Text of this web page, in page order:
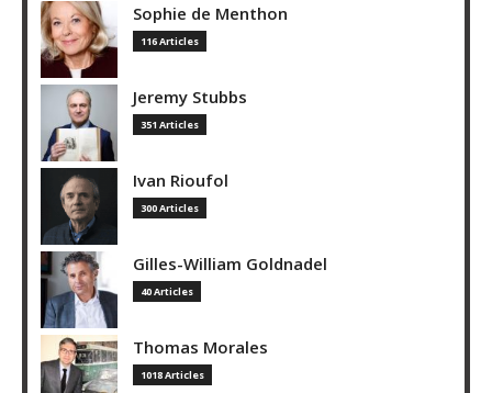
Sophie de Menthon
116 Articles
Jeremy Stubbs
351 Articles
Ivan Rioufol
300 Articles
Gilles-William Goldnadel
40 Articles
Thomas Morales
1018 Articles